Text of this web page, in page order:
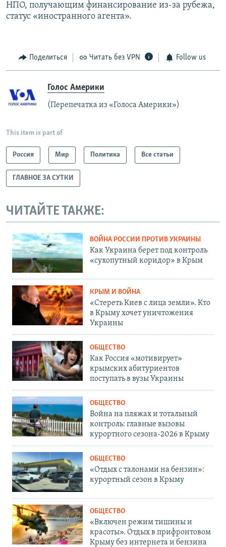
НПО, получающим финансирование из-за рубежа,
статус «иностранного агента».
Поделиться Читать без VPN Follow us
Голос Америки
(Перепечатка из «Голоса Америки»)
This item is part of
Россия Мир Политика Все статьи
ГЛАВНОЕ ЗА СУТКИ
ЧИТАЙТЕ ТАКЖЕ:
ВОЙНА РОССИИ ПРОТИВ УКРАИНЫ
Как Украина берет под контроль
«сухопутный коридор» в Крым
КРЫМ И ВОЙНА
«Стереть Киев с лица земли». Кто
в Крыму хочет уничтожения
Украины
ОБЩЕСТВО
Как Россия «мотивирует»
крымских абитуриентов
поступать в вузы Украины
ОБЩЕСТВО
Война на пляжах и тотальный
контроль: главные вызовы
курортного сезона-2026 в Крыму
ОБЩЕСТВО
«Отдых с талонами на бензин»:
курортный сезон в Крыму
ОБЩЕСТВО
«Включен режим тишины и
красоты». Отдых в прифронтовом
Крыму без интернета и бензина